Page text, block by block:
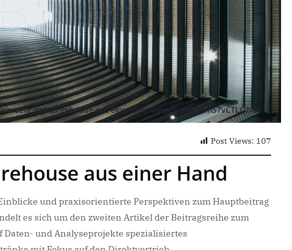
sehr-hohes-gebaude-mit-einer-sehr-langen-decke-mS7vCTLQN6c
Post Views: 107
aus einer Hand
und praxisorientierte Perspektiven zum Hauptbeitrag
es sich um den zweiten Artikel der Beitragsreihe zum
und Analyseprojekte spezialisiertes